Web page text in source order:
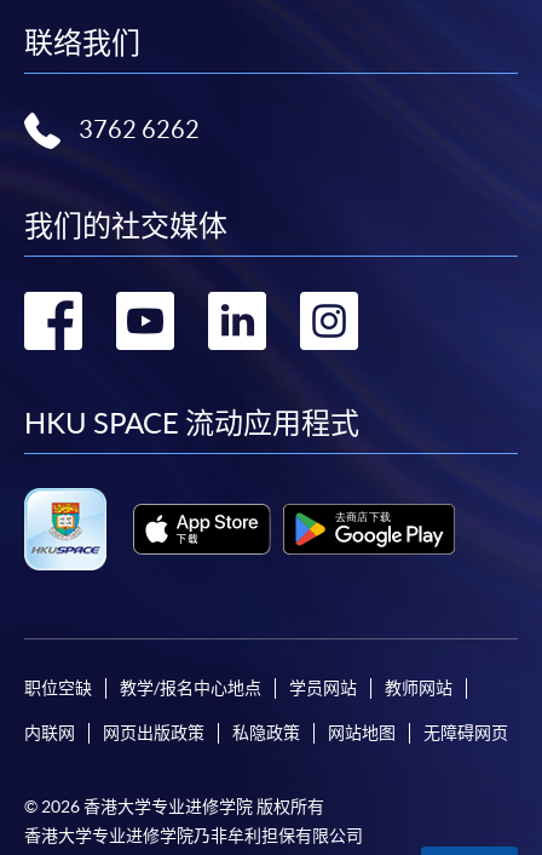
联络我们
3762 6262
我们的社交媒体
转
facebook
转
youtube
转
linkedin
转
HKU SPACE 流动应用程式
职位空缺 教学/报名中心地点 学员网站 教师网站
内联网 网页出版政策 私隐政策 网站地图 无障碍网页
© 2026 香港大学专业进修学院 版权所有
香港大学专业进修学院乃非牟利担保有限公司